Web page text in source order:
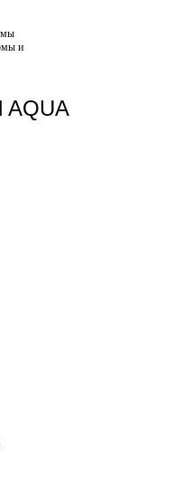
и
AQUA